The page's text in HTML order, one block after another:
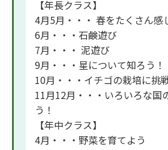
【年長クラス】
4月5月・・・ 春をたくさん感
6月・・・石鹸遊び
7月・・・ 泥遊び
9月・・・星について知ろう！
10月・・・イチゴの栽培に挑
11月12月・・・いろいろな国
う！
【年中クラス】
4月・・・野菜を育てよう